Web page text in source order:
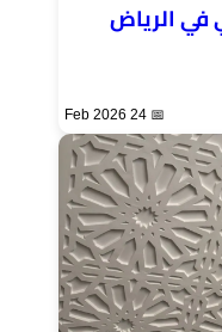
📅 24 Feb 2026